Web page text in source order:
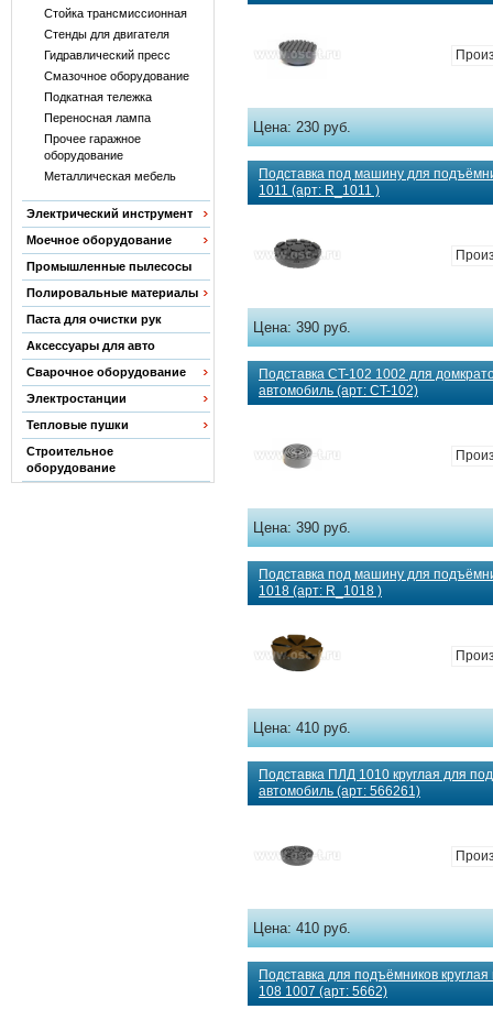
Стойка трансмиссионная
Стенды для двигателя
Гидравлический пресс
Смазочное оборудование
Подкатная тележка
Переносная лампа
Прочее гаражное
оборудование
Металлическая мебель
Электрический инструмент
Моечное оборудование
Промышленные пылесосы
Полировальные материалы
Паста для очистки рук
Аксессуары для авто
Сварочное оборудование
Электростанции
Тепловые пушки
Строительное
оборудование
Цена:230 руб.
Подставка под машину для
1011 (арт: R_1011 )
Цена:390 руб.
Подставка CT-102 1002 для
автомобиль (арт: CT-102)
Цена:390 руб.
Подставка под машину для
1018 (арт: R_1018 )
Цена:410 руб.
Подставка ПЛД 1010 круглая для
автомобиль (арт: 566261)
Цена:410 руб.
Подставка для подъёмников
108 1007 (арт: 5662)